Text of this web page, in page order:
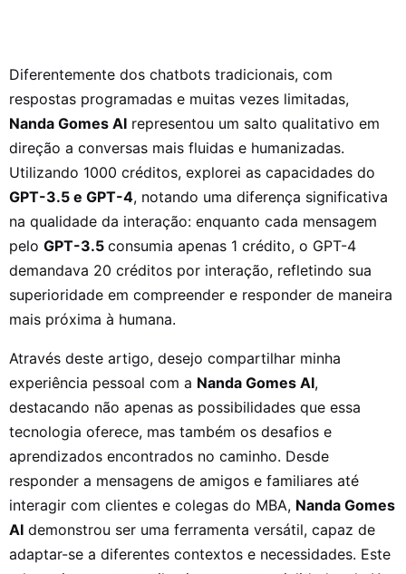
Diferentemente dos chatbots tradicionais, com
respostas programadas e muitas vezes limitadas,
Nanda Gomes AI representou um salto qualitativo em
direção a conversas mais fluidas e humanizadas.
Utilizando 1000 créditos, explorei as capacidades do
GPT-3.5 e GPT-4, notando uma diferença significativa
na qualidade da interação: enquanto cada mensagem
pelo GPT-3.5 consumia apenas 1 crédito, o GPT-4
demandava 20 créditos por interação, refletindo sua
superioridade em compreender e responder de maneira
mais próxima à humana.
Através deste artigo, desejo compartilhar minha
experiência pessoal com a Nanda Gomes AI,
destacando não apenas as possibilidades que essa
tecnologia oferece, mas também os desafios e
aprendizados encontrados no caminho. Desde
responder a mensagens de amigos e familiares até
interagir com clientes e colegas do MBA, Nanda Gomes
AI demonstrou ser uma ferramenta versátil, capaz de
adaptar-se a diferentes contextos e necessidades. Este